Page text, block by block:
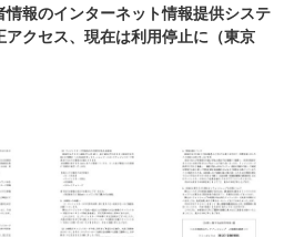
情報のインターネット情報提供システ
アクセス、現在は利用停止に（東京